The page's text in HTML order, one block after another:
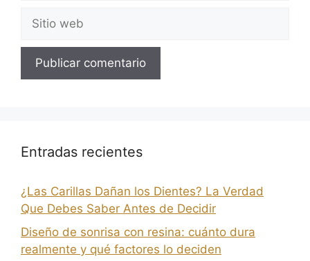
Entradas recientes
¿Las Carillas Dañan los Dientes? La Verdad
Que Debes Saber Antes de Decidir
Diseño de sonrisa con resina: cuánto dura
realmente y qué factores lo deciden